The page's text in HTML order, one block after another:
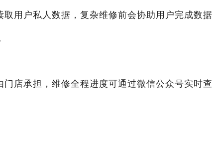
用户私人数据，复杂维修前会协助用户完成数据
店承担，维修全程进度可通过微信公众号实时查